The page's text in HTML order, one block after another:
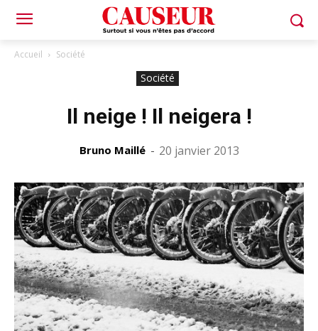
Accueil Société
Société
Il neige ! Il neigera !
Bruno Maillé - 20 janvier 2013